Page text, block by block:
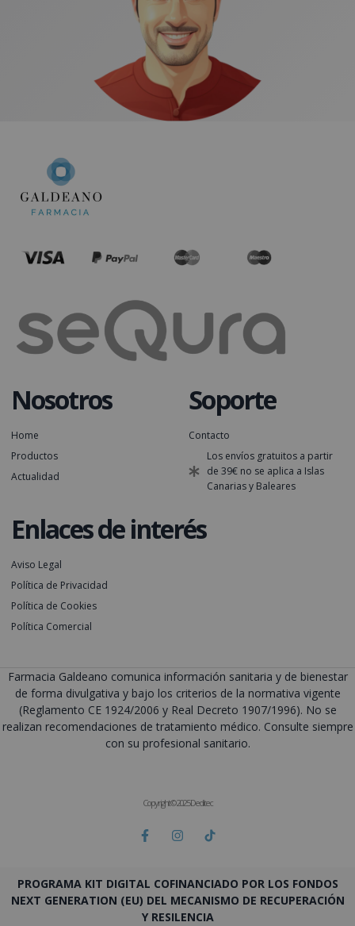
Nosotros
Home
Productos
Actualidad
Soporte
Contacto
Los envíos gratuitos a partir
de 39€ no se aplica a Islas
Canarias y Baleares
Enlaces de interés
Aviso Legal
Política de Privacidad
Política de Cookies
Política Comercial
Farmacia Galdeano comunica información sanitaria y de bienestar
de forma divulgativa y bajo los criterios de la normativa vigente
(Reglamento CE 1924/2006 y Real Decreto 1907/1996). No se
realizan recomendaciones de tratamiento médico. Consulte siempre
con su profesional sanitario.
Copyright © 2025 Deditec
PROGRAMA KIT DIGITAL COFINANCIADO POR LOS FONDOS
NEXT GENERATION (EU) DEL MECANISMO DE RECUPERACIÓN
Y RESILENCIA